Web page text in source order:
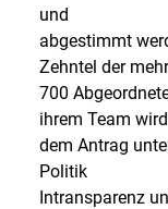
und
abgestimmt
Zehntel der
700
ihrem Team
dem Antrag
Politik
Intransparenz